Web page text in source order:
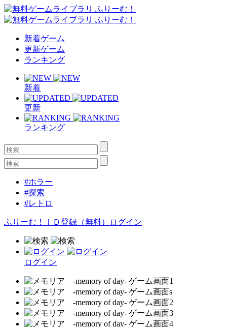
新着ゲーム
更新ゲーム
ランキング
新着
更新
ランキング
#ホラー
#探索
#レトロ
ふりーむ！ＩＤ登録（無料） ログイン
ログイン